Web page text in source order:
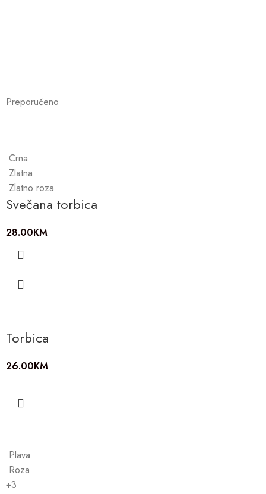
Preporučeno
Crna
Zlatna
Zlatno roza
Svečana torbica
28.00KM
Torbica
26.00KM
Plava
Roza
+3